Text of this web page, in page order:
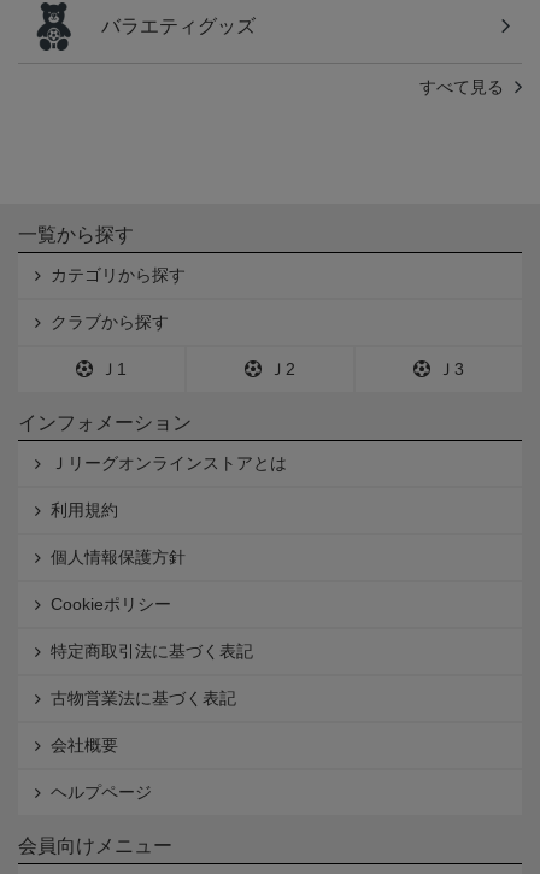
バラエティグッズ
すべて見る
一覧から探す
カテゴリから探す
クラブから探す
Ｊ1 Ｊ2 Ｊ3
インフォメーション
Ｊリーグオンラインストアとは
利用規約
個人情報保護方針
Cookieポリシー
特定商取引法に基づく表記
古物営業法に基づく表記
会社概要
ヘルプページ
会員向けメニュー